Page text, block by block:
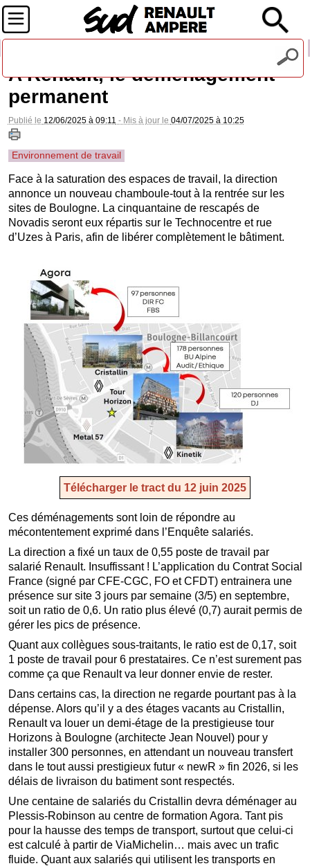
A Renault, le déménagement
permanent
Publié le 12/06/2025 à 09:11 - Mis à jour le 04/07/2025 à 10:25
Environnement de travail
Face à la saturation des espaces de travail, la direction
annonce un nouveau chamboule-tout à la rentrée sur les
sites de Boulogne. La cinquantaine de rescapés de
Novadis seront eux répartis sur le Technocentre et rue
d’Uzes à Paris, afin de libérer complètement le bâtiment.
Télécharger le tract du 12 juin 2025
Ces déménagements sont loin de répondre au
mécontentement exprimé dans l’Enquête salariés.
La direction a fixé un taux de 0,55 poste de travail par
salarié Renault. Insuffissant ! L’application du Contrat Social
France (signé par CFE-CGC, FO et CFDT) entrainera une
présence sur site 3 jours par semaine (3/5) en septembre,
soit un ratio de 0,6. Un ratio plus élevé (0,7) aurait permis de
gérer les pics de présence.
Quant aux collègues sous-traitants, le ratio est de 0,17, soit
1 poste de travail pour 6 prestataires. Ce n’est surement pas
comme ça que Renault va leur donner envie de rester.
Dans certains cas, la direction ne regarde pourtant pas à la
dépense. Alors qu’il y a des étages vacants au Cristallin,
Renault va louer un demi-étage de la prestigieuse tour
Horizons à Boulogne (architecte Jean Nouvel) pour y
installer 300 personnes, en attendant un nouveau transfert
dans le tout aussi prestigieux futur « newR » fin 2026, si les
délais de livraison du batiment sont respectés.
Une centaine de salariés du Cristallin devra déménager au
Plessis-Robinson au centre de formation Agora. Tant pis
pour la hausse des temps de transport, surtout que celui-ci
est calculé à partir de ViaMichelin… mais avec un trafic
fluide. Quant aux salariés qui utilisent les transports en